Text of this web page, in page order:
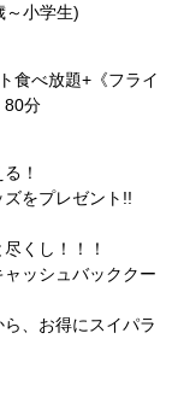
～小学生)
食べ放題+《フライ
分
！
をプレゼント!!
くし！！！
ッシュバッククー
、お得にスイパラ